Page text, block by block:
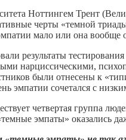
Ноттингем Трент
черты «темной
мало или она вообще
результаты
нарциссическими,
были отнесены к
эмпатии сочетался с
четвертая группа
эмпаты» оказались